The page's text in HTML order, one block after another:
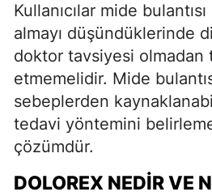
Kullanıcılar mide
almayı düşündüklerinde
doktor tavsiyesi olmadan
etmemelidir. Mide
sebeplerden
tedavi yöntemini
çözümdür.
DOLOREX NEDIR VE